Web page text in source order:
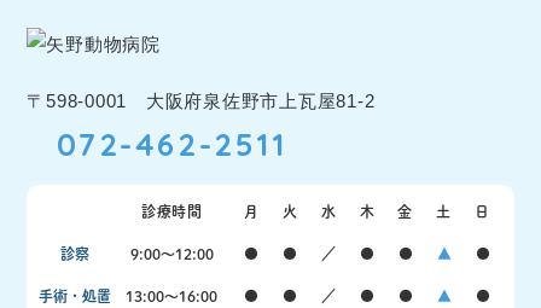
〒598-0001 大阪府泉佐野市上瓦屋81-2
072-462-2511
診療時間 月 火 水 木 金 土 日
診察 9:00〜12:00 ● ● ／ ● ● ▲ ●
手術・処置 13:00〜16:00 ● ● ／ ● ● ▲ ●